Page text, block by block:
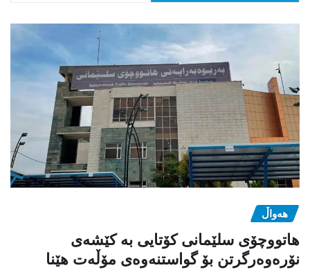
هەواڵ
هاتووچۆی سلێمانی کۆتایی بە کێشەی
نۆرەوەرگرتن بۆ گواستنەوەی مۆڵەت هێنا